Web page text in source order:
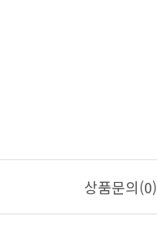
상품문의(0)